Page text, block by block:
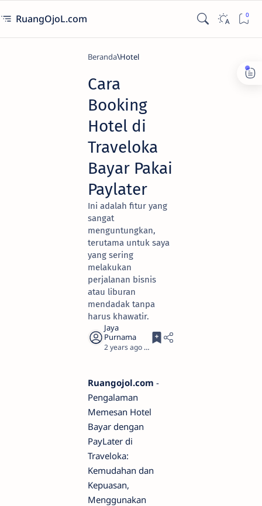
RuangOjoL.com
Beranda Hotel
Cara
Booking
Hotel di
Traveloka
Bayar Pakai
Paylater
Ini adalah fitur yang
sangat
menguntungkan,
terutama untuk saya
yang sering
melakukan
perjalanan bisnis
atau liburan
mendadak tanpa
harus khawatir.
2 years ago 4
Ruangojol.com -
Pengalaman
Memesan Hotel
Bayar dengan
PayLater di
Traveloka:
Kemudahan dan
Kepuasan,
Menggunakan